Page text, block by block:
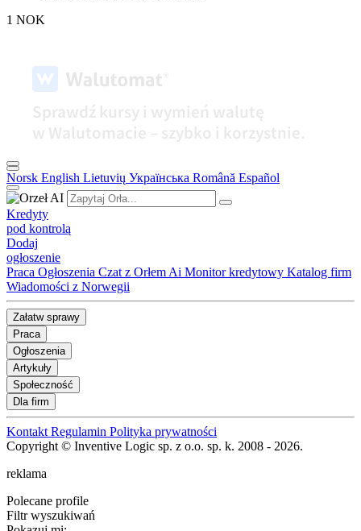
1 NOK
Norsk English Lietuvių Українська Română Español
Kredyty
pod kontrolą
Dodaj
ogłoszenie
Praca Ogłoszenia Czat z Orłem Ai Monitor kredytowy Katalog firm
Wiadomości z Norwegii
Załatw sprawy
Praca
Ogłoszenia
Artykuły
Społeczność
Dla firm
Kontakt Regulamin Polityka prywatności
Copyright © Inventive Logic sp. z o.o. sp. k. 2008 - 2026.
reklama
Polecane profile
Filtr wyszukiwań